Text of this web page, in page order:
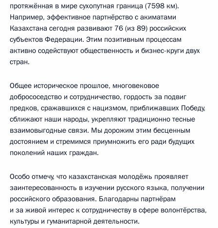
протяжённая в мире сухопутная граница (7598 км).
Например, эффективное партнёрство с акиматами
Казахстана сегодня развивают 76 (из 89) российских
субъектов Федерации. Этим позитивным процессам
активно содействуют общественность и бизнес-круги двух
стран.
Общее историческое прошлое, многовековое
добрососедство и сотрудничество, гордость за подвиг
предков, сражавшихся с нацизмом, приближавших Победу,
сближают наши народы, укрепляют традиционно тесные
взаимовыгодные связи. Мы дорожим этим бесценным
достоянием и стремимся приумножить его ради будущих
поколений наших граждан.
Особо отмечу, что казахстанская молодёжь проявляет
заинтересованность в изучении русского языка, получении
российского образования. Благодарны партнёрам
и за живой интерес к сотрудничеству в сфере волонтёрства,
культуры и гуманитарной деятельности.